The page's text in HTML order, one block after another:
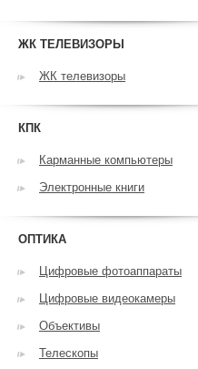
ЖК ТЕЛЕВИЗОРЫ
ЖК телевизоры
КПК
Карманные компьютеры
Электронные книги
ОПТИКА
Цифровые фотоаппараты
Цифровые видеокамеры
Объективы
Телескопы